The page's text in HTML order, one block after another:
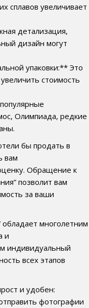
сплавов увеличивает
детализация,
дизайн могут
упаковки:** Это
стоимость
Олимпиада, редкие
бы продать в
вам
Обращение к
позволит вам
за ваши
многолетним
и
индивидуальный
всех этапов
и удобен:
фотографии